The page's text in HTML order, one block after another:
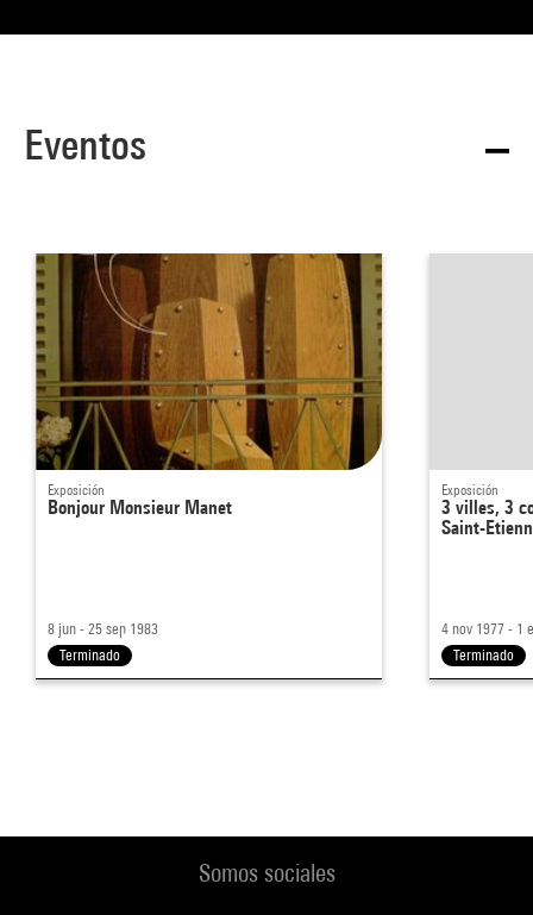
Eventos
Exposición
Bonjour Monsieur Manet
8 jun - 25 sep 1983
Terminado
Exposición
3 villes, 3
Saint-
4 nov 1977 - 1
Terminado
Somos sociales